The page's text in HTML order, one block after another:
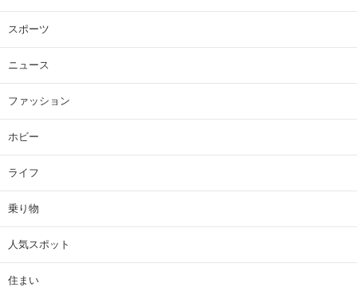
スポーツ
ニュース
ファッション
ホビー
ライフ
乗り物
人気スポット
住まい